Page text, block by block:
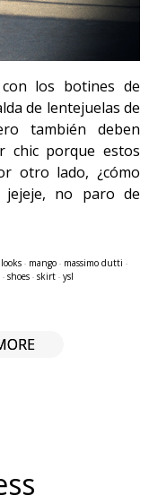
los botines de
de lentejuelas de
también deben
chic porque estos
otro lado, ¿cómo
jejeje, no paro de
looks · mango · massimo dutti ·
· shoes · skirt · ysl